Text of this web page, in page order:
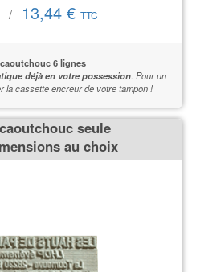
/ 13,44 € TTC
6 lignes
déjà en votre possession. Pour un
la cassette encreur de votre tampon !
seule
au choix